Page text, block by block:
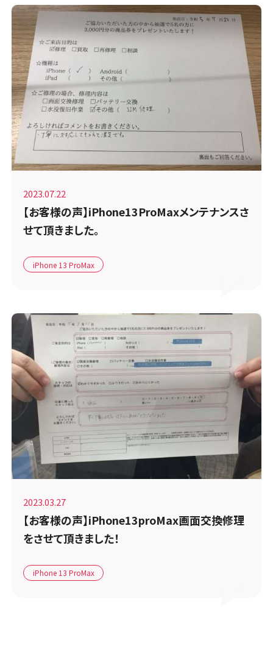
2023.07.22
【お客様の声】iPhone13ProMaxメンテナンスさ
せて頂きました。
iPhone 13 ProMax
2023.03.27
【お客様の声】iPhone13proMax画面交換修理
をさせて頂きました！
iPhone 13 ProMax